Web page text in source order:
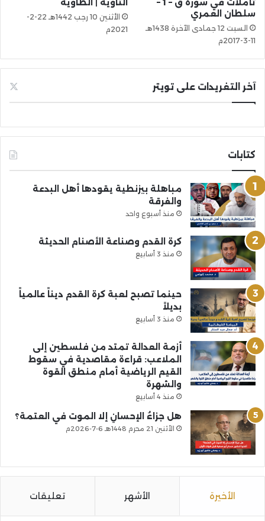
تأملات في سورة ق – 1 –
سلطان العمري
السبت 12 جمادى الآخرة 1438هـ
11-3-2017م
التاوية | الطاوية
الأثنين 10 رجب 1442هـ 22-2-
2021م
آخر التغريدات على تويتر
كتابات
مباهلة بيزنطية يقودها أهل البدعة
والفرقة
منذ أسبوع واحد
كرة القدم وصناعة الأصنام الحديثة
منذ 3 أسابيع
حينما تصبح لعبة كرة القدم ديناً عالمياً
بديلاً
منذ 3 أسابيع
أزمة العدالة تمتد من فلسطين إلى
الملاعب: قراءة مقاصدية في سقوط
القيم الرياضية أمام منطق القوة
والشهرة
منذ 4 أسابيع
هل جزاءُ الإحسانِ إلا الموت في العتمة؟
الأثنين 21 محرم 1448هـ 6-7-2026م
الأخيرة الأشهر تعليقات